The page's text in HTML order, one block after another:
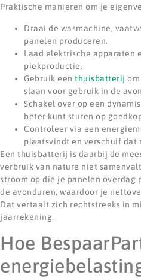
Praktische manieren om je
Draai de wasmachine,
panelen produceren.
Laad elektrische apparaten
piekproductie.
Gebruik een thuisbatterij
slaan voor gebruik in de
Schakel over op een
beter kunt sturen op
Controleer via een
plaatsvindt en verschuif dat
Een thuisbatterij is daarbij de
verbruik van nature niet
stroom op die je panelen overdag
de avonduren, waardoor je
Dat vertaalt zich rechtstreeks in
jaarrekening.
Hoe